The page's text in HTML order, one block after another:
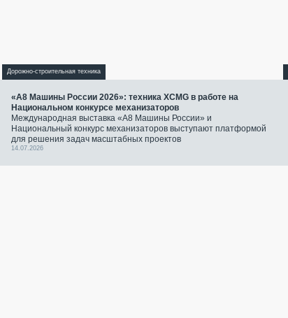
Дорожно-строительная техника
«А8 Машины России 2026»: техника XCMG в работе на
Национальном конкурсе механизаторов
Международная выставка «А8 Машины России» и
Национальный конкурс механизаторов выступают платформой
для решения задач масштабных проектов
14.07.2026